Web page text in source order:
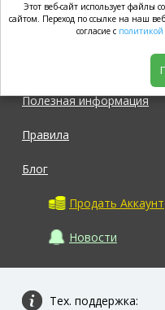
Полезная информация
Правила
Блог
Продать Аккаунт
Новости
Тех. поддержка:
Этот веб-сайт использует файлы
сайтом. Переход по ссылке на наш
согласие с политикой